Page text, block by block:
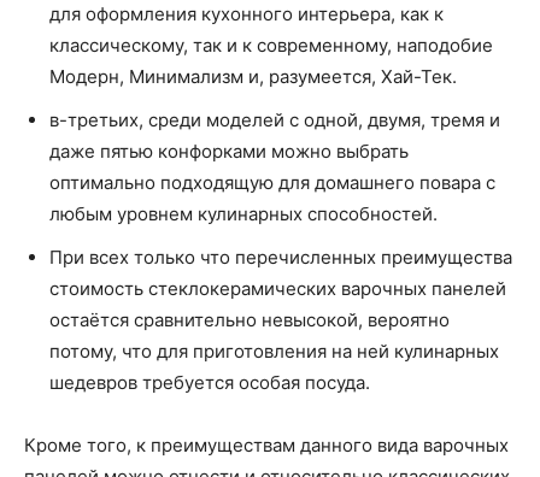
для оформления кухонного интерьера, как к
классическому, так и к современному, наподобие
Модерн, Минимализм и, разумеется, Хай-Тек.
в-третьих, среди моделей с одной, двумя, тремя и
даже пятью конфорками можно выбрать
оптимально подходящую для домашнего повара с
любым уровнем кулинарных способностей.
При всех только что перечисленных преимущества
стоимость стеклокерамических варочных панелей
остаётся сравнительно невысокой, вероятно
потому, что для приготовления на ней кулинарных
шедевров требуется особая посуда.
Кроме того, к преимуществам данного вида варочных